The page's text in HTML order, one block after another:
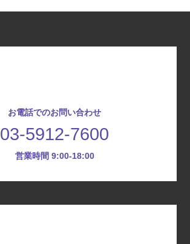
お電話でのお問い合わせ
03-5912-7600
営業時間 9:00-18:00